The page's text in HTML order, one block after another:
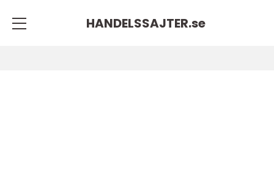
HANDELSSAJTER.se